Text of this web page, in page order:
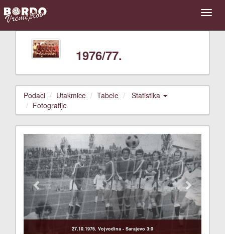
1976/77.
Podaci Utakmice Tabele
Statistika
Fotografije
27.10.1976. Vojvodina - Sarajevo 3:0
Previous Next